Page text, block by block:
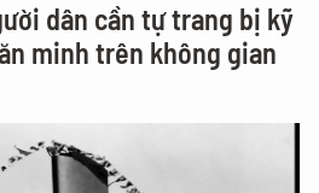
dân cần tự trang bị kỹ
minh trên không gian